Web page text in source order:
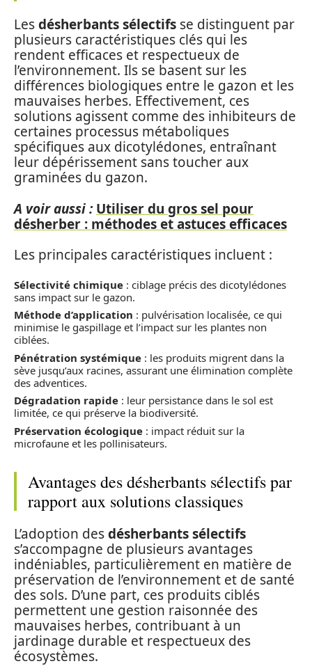
Lesdésherbants sélectifs se distinguent par
plusieurs caractéristiques clés qui les
rendent efficaces et respectueux de
l’environnement. Ils se basent sur les
différences biologiques entre le gazon et les
mauvaises herbes. Effectivement, ces
solutions agissent comme des inhibiteurs de
certaines processus métaboliques
spécifiques aux dicotylédones, entraînant
leur dépérissement sans toucher aux
graminées du gazon.
A voir aussi : Utiliser du gros sel pour
désherber : méthodes et astuces efficaces
Les principales caractéristiques incluent :
Sélectivité chimique : ciblage précis des dicotylédones
sans impact sur le gazon.
Méthode d’application : pulvérisation localisée, ce qui
minimise le gaspillage et l’impact sur les plantes non
ciblées.
Pénétration systémique : les produits migrent dans la
sève jusqu’aux racines, assurant une élimination complète
des adventices.
Dégradation rapide : leur persistance dans le sol est
limitée, ce qui préserve la biodiversité.
Préservation écologique : impact réduit sur la
microfaune et les pollinisateurs.
Avantages des désherbants sélectifs par
rapport aux solutions classiques
L’adoption desdésherbants sélectifs
s’accompagne de plusieurs avantages
indéniables, particulièrement en matière de
préservation de l’environnement et de santé
des sols. D’une part, ces produits ciblés
permettent une gestion raisonnée des
mauvaises herbes, contribuant à un
jardinage durable et respectueux des
écosystèmes.